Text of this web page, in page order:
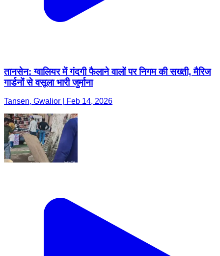
तानसेन: ग्वालियर में गंदगी फैलाने वालों पर निगम की सख्ती, मैरिज
गार्डनों से वसूला भारी जुर्माना
Tansen, Gwalior | Feb 14, 2026